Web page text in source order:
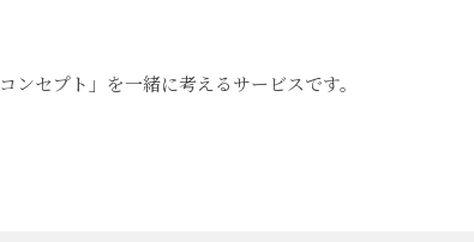
ンセプト」を一緒に考えるサービスです。